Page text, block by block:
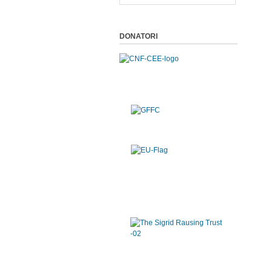
DONATORI